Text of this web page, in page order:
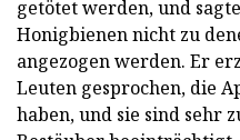
getötet werden, und
Honigbienen nicht zu
angezogen werden. Er
Leuten gesprochen, die
haben, und sie sind sehr